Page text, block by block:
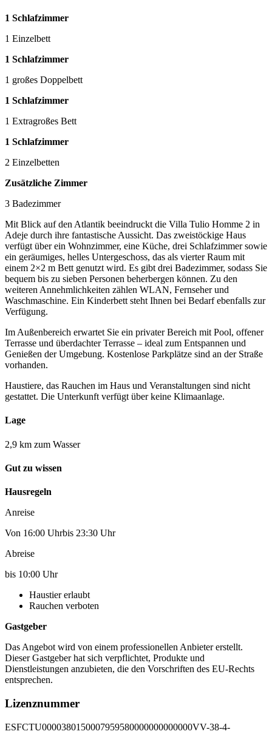
1 Schlafzimmer
1 Einzelbett
1 Schlafzimmer
1 großes Doppelbett
1 Schlafzimmer
1 Extragroßes Bett
1 Schlafzimmer
2 Einzelbetten
Zusätzliche Zimmer
3 Badezimmer
Mit Blick auf den Atlantik beeindruckt die Villa Tulio Homme 2 in
Adeje durch ihre fantastische Aussicht. Das zweistöckige Haus
verfügt über ein Wohnzimmer, eine Küche, drei Schlafzimmer sowie
ein geräumiges, helles Untergeschoss, das als vierter Raum mit
einem 2×2 m Bett genutzt wird. Es gibt drei Badezimmer, sodass Sie
bequem bis zu sieben Personen beherbergen können. Zu den
weiteren Annehmlichkeiten zählen WLAN, Fernseher und
Waschmaschine. Ein Kinderbett steht Ihnen bei Bedarf ebenfalls zur
Verfügung.
Im Außenbereich erwartet Sie ein privater Bereich mit Pool, offener
Terrasse und überdachter Terrasse – ideal zum Entspannen und
Genießen der Umgebung. Kostenlose Parkplätze sind an der Straße
vorhanden.
Haustiere, das Rauchen im Haus und Veranstaltungen sind nicht
gestattet. Die Unterkunft verfügt über keine Klimaanlage.
Lage
2,9 km zum Wasser
Gut zu wissen
Hausregeln
Anreise
Von 16:00 Uhrbis 23:30 Uhr
Abreise
bis 10:00 Uhr
Haustier erlaubt
Rauchen verboten
Gastgeber
Das Angebot wird von einem professionellen Anbieter erstellt.
Dieser Gastgeber hat sich verpflichtet, Produkte und
Dienstleistungen anzubieten, die den Vorschriften des EU-Rechts
entsprechen.
Lizenznummer
ESFCTU0000380150007959580000000000000VV-38-4-